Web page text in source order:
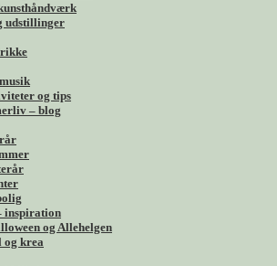
udstillinger
og tips
– blog
inspiration
og Allehelgen
og krea